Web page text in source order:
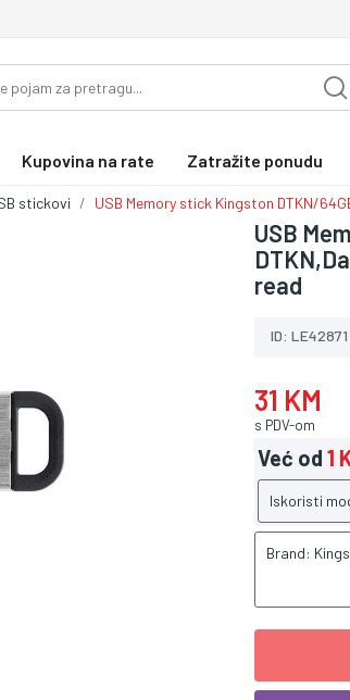
Kupovina na rate Zatražite ponudu
stickovi USB Memory stick Kingston DTKN/
USB
read
ID: LE42871
31 KM
s PDV-om
Već od 1
Iskoristi
Brand: